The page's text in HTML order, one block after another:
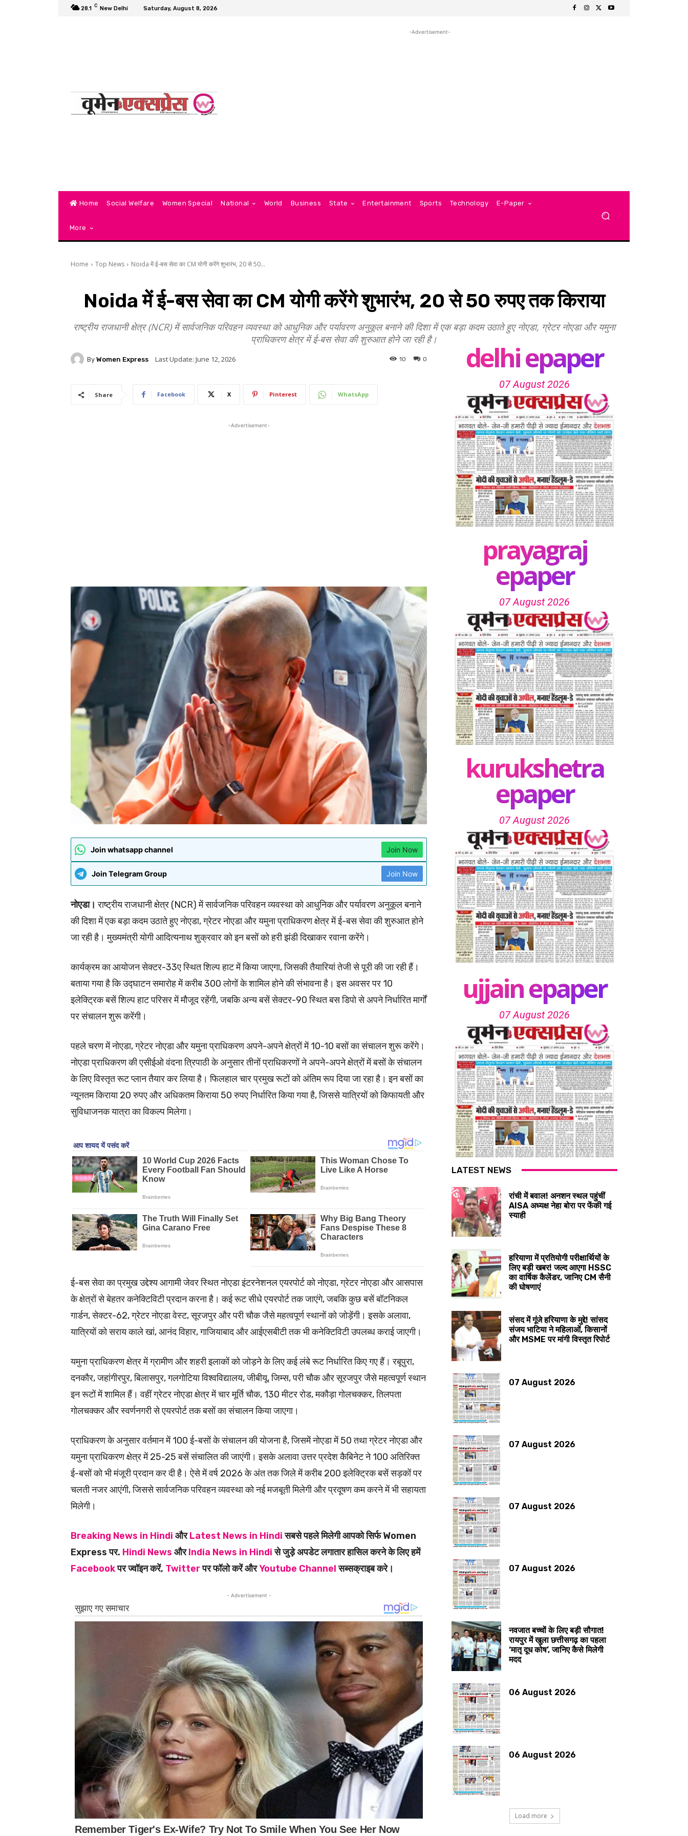
28.1 C New Delhi Saturday, August 8, 2026
-Advertisement-
Home Social Welfare Women Special National World Business State Entertainment Sports Technology E-Paper
More
Home Top News Noida में ई-बस सेवा का CM योगी करेंगे शुभारंभ, 20 से 50...
Noida में ई-बस सेवा का CM योगी करेंगे शुभारंभ, 20 से 50 रुपए तक किराया
राष्ट्रीय राजधानी क्षेत्र (NCR) में सार्वजनिक परिवहन व्यवस्था को आधुनिक और पर्यावरण अनुकूल बनाने की दिशा में एक बड़ा कदम उठाते हुए नोएडा, ग्रेटर नोएडा और यमुना
प्राधिकरण क्षेत्र में ई-बस सेवा की शुरुआत होने जा रही है।
By Women Express Last Update: June 12, 2026 0
10
Share Facebook X Pinterest WhatsApp
-Advertisement-
Join whatsapp channel Join Now
Join Telegram Group Join Now
नोएडा। राष्ट्रीय राजधानी क्षेत्र (NCR) में सार्वजनिक परिवहन व्यवस्था को आधुनिक और पर्यावरण अनुकूल बनाने
की दिशा में एक बड़ा कदम उठाते हुए नोएडा, ग्रेटर नोएडा और यमुना प्राधिकरण क्षेत्र में ई-बस सेवा की शुरुआत होने
जा रही है। मुख्यमंत्री योगी आदित्यनाथ शुक्रवार को इन बसों को हरी झंडी दिखाकर रवाना करेंगे।
कार्यक्रम का आयोजन सेक्टर-33ए स्थित शिल्प हाट में किया जाएगा, जिसकी तैयारियां तेजी से पूरी की जा रही हैं।
बताया गया है कि उद्घाटन समारोह में करीब 300 लोगों के शामिल होने की संभावना है। इस अवसर पर 10
इलेक्ट्रिक बसें शिल्प हाट परिसर में मौजूद रहेंगी, जबकि अन्य बसें सेक्टर-90 स्थित बस डिपो से अपने निर्धारित मार्गों
पर संचालन शुरू करेंगी।
पहले चरण में नोएडा, ग्रेटर नोएडा और यमुना प्राधिकरण अपने-अपने क्षेत्रों में 10-10 बसों का संचालन शुरू करेंगे।
नोएडा प्राधिकरण की एसीईओ वंदना त्रिपाठी के अनुसार तीनों प्राधिकरणों ने अपने-अपने क्षेत्रों में बसों के संचालन
के लिए विस्तृत रूट प्लान तैयार कर लिया है। फिलहाल चार प्रमुख रूटों को अंतिम रूप दिया जा रहा है। इन बसों का
न्यूनतम किराया 20 रुपए और अधिकतम किराया 50 रुपए निर्धारित किया गया है, जिससे यात्रियों को किफायती और
सुविधाजनक यात्रा का विकल्प मिलेगा।
ई-बस सेवा का प्रमुख उद्देश्य आगामी जेवर स्थित नोएडा इंटरनेशनल एयरपोर्ट को नोएडा, ग्रेटर नोएडा और आसपास
के क्षेत्रों से बेहतर कनेक्टिविटी प्रदान करना है। कई रूट सीधे एयरपोर्ट तक जाएंगे, जबकि कुछ बसें बॉटनिकल
गार्डन, सेक्टर-62, ग्रेटर नोएडा वेस्ट, सूरजपुर और परी चौक जैसे महत्वपूर्ण स्थानों को जोड़ेंगी। इसके अलावा,
यात्रियों को सराय काले खां, आनंद विहार, गाजियाबाद और आईएसबीटी तक भी कनेक्टिविटी उपलब्ध कराई जाएगी।
यमुना प्राधिकरण क्षेत्र में ग्रामीण और शहरी इलाकों को जोड़ने के लिए कई लंबे रूट निर्धारित किए गए हैं। रबूपुरा,
दनकौर, जहांगीरपुर, बिलासपुर, गलगोटिया विश्वविद्यालय, जीबीयू, जिम्स, परी चौक और सूरजपुर जैसे महत्वपूर्ण स्थान
इन रूटों में शामिल हैं। वहीं ग्रेटर नोएडा क्षेत्र में चार मूर्ति चौक, 130 मीटर रोड, मकौड़ा गोलचक्कर, तिलपता
गोलचक्कर और स्वर्णनगरी से एयरपोर्ट तक बसों का संचालन किया जाएगा।
प्राधिकरण के अनुसार वर्तमान में 100 ई-बसों के संचालन की योजना है, जिसमें नोएडा में 50 तथा ग्रेटर नोएडा और
यमुना प्राधिकरण क्षेत्र में 25-25 बसें संचालित की जाएंगी। इसके अलावा उत्तर प्रदेश कैबिनेट ने 100 अतिरिक्त
ई-बसों को भी मंजूरी प्रदान कर दी है। ऐसे में वर्ष 2026 के अंत तक जिले में करीब 200 इलेक्ट्रिक बसें सड़कों पर
चलती नजर आएंगी, जिससे सार्वजनिक परिवहन व्यवस्था को नई मजबूती मिलेगी और प्रदूषण कम करने में भी सहायता
मिलेगी।
Breaking News in Hindi औरLatest News in Hindiसबसे पहले मिलेगी आपको सिर्फ Women
Express पर. Hindi News औरIndia News in Hindiसे जुड़े अपडेट लगातार हासिल करने के लिए हमें
Facebookपर ज्वॉइन करें, Twitterपर फॉलो करें औरYoutube Channelसब्सक्राइब करे।
- Advertisement -
delhi epaper
07 August 2026
prayagraj
epaper
07 August 2026
kurukshetra
epaper
07 August 2026
ujjain epaper
07 August 2026
LATEST NEWS
रांची में बवाल! अनशन स्थल पहुंचीं
AISA अध्यक्ष नेहा बोरा पर फेंकी गई
स्याही
हरियाणा में प्रतियोगी परीक्षार्थियों के
लिए बड़ी खबर! जल्द आएगा HSSC
का वार्षिक कैलेंडर, जानिए CM सैनी
की घोषणाएं
संसद में गूंजे हरियाणा के मुद्दे! सांसद
संजय भाटिया ने महिलाओं, किसानों
और MSME पर मांगी विस्तृत रिपोर्ट
07 August 2026
07 August 2026
07 August 2026
07 August 2026
नवजात बच्चों के लिए बड़ी सौगात!
रायपुर में खुला छत्तीसगढ़ का पहला
‘मातृ दूध कोष’, जानिए कैसे मिलेगी
मदद
06 August 2026
06 August 2026
Load more